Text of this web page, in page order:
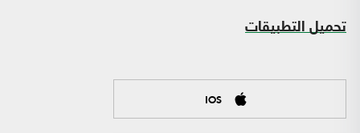
تحميل التطبيقات
IOS